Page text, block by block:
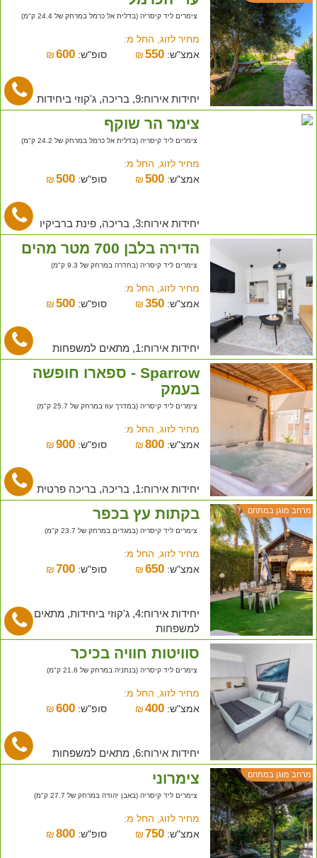
צימרים ליד קיסריה (בדלית אל כרמל במרחק של 24.4 ק"מ)
מחיר לזוג, החל מ:
אמצ"ש:
₪550 סופ"ש: ₪ 600
יחידות אירוח:9, בריכה, ג'קוזי ביחידות
צימר הר שוקף
צימרים ליד קיסריה (בדלית אל כרמל במרחק של 24.2 ק"מ)
מחיר לזוג, החל מ:
אמצ"ש:
₪500 סופ"ש: ₪ 500
יחידות אירוח:3, בריכה, פינת ברביקיו
הדירה בלבן 700 מטר מהים
צימרים ליד קיסריה (בחדרה במרחק של 9.3 ק"מ)
מחיר לזוג, החל מ:
אמצ"ש:
₪350 סופ"ש: ₪ 500
יחידות אירוח:1, מתאים למשפחות
Sparrow - ספארו חופשה
בעמק
צימרים ליד קיסריה (במדרך עוז במרחק של 25.7 ק"מ)
מחיר לזוג, החל מ:
אמצ"ש:
₪800 סופ"ש: ₪ 900
יחידות אירוח:1, בריכה, בריכה פרטית
מרחב מוגן במתחם בקתות עץ בכפר
צימרים ליד קיסריה (במגדים במרחק של 23.7 ק"מ)
מחיר לזוג, החל מ:
אמצ"ש:
₪650 סופ"ש: ₪ 700
יחידות אירוח:4, ג'קוזי ביחידות, מתאים
למשפחות
סוויטות חוויה בכיכר
צימרים ליד קיסריה (בנתניה במרחק של 21.6 ק"מ)
מחיר לזוג, החל מ:
אמצ"ש:
₪400 סופ"ש: ₪ 600
יחידות אירוח:6, מתאים למשפחות
מרחב מוגן במתחם צימרוני
צימרים ליד קיסריה (באבן יהודה במרחק של 27.7 ק"מ)
מחיר לזוג, החל מ:
אמצ"ש:
₪750 סופ"ש: ₪ 800